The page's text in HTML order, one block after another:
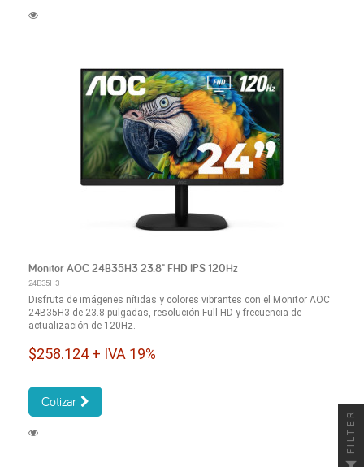
Monitor AOC 24B35H3 23.8" FHD IPS 120Hz
24B35H3
Disfruta de imágenes nítidas y colores vibrantes con el Monitor AOC
24B35H3 de 23.8 pulgadas, resolución Full HD y frecuencia de
actualización de 120Hz.
$258.124 + IVA 19%
Cotizar
FILTER